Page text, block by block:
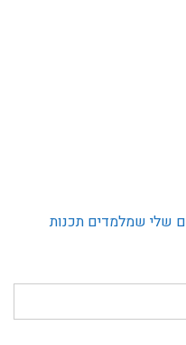
שלי שמלמדים תכנות